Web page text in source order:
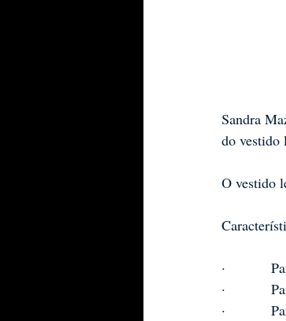
Sandra
do vestido
O vestido
·
·
·